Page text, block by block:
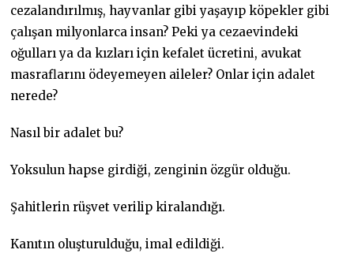
cezalandırılmış, hayvanlar gibi yaşayıp köpekler gibi
çalışan milyonlarca insan? Peki ya cezaevindeki
oğulları ya da kızları için kefalet ücretini, avukat
masraflarını ödeyemeyen aileler? Onlar için adalet
nerede?
Nasıl bir adalet bu?
Yoksulun hapse girdiği, zenginin özgür olduğu.
Şahitlerin rüşvet verilip kiralandığı.
Kanıtın oluşturulduğu, imal edildiği.